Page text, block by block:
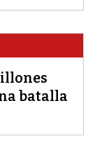
batalla